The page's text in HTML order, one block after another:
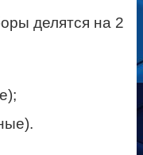
делятся на 2